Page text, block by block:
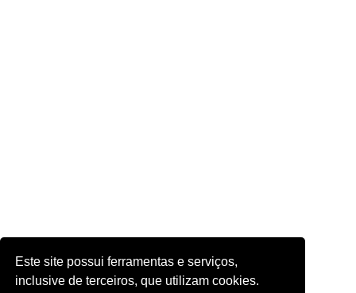
Este site possui ferramentas e serviços,
inclusive de terceiros, que utilizam cookies.